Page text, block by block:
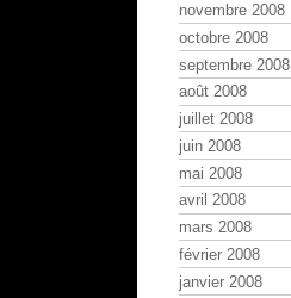
novembre 2008
octobre 2008
septembre 2008
août 2008
juillet 2008
juin 2008
mai 2008
avril 2008
mars 2008
février 2008
janvier 2008